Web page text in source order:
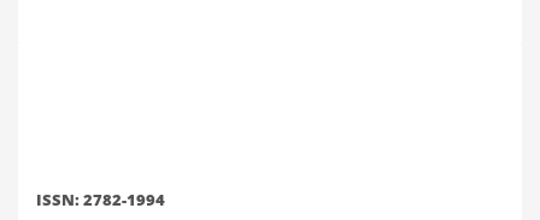
ISSN: 2782-1994